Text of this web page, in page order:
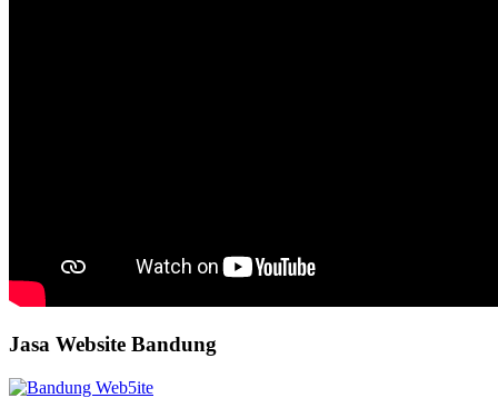
Jasa Website Bandung